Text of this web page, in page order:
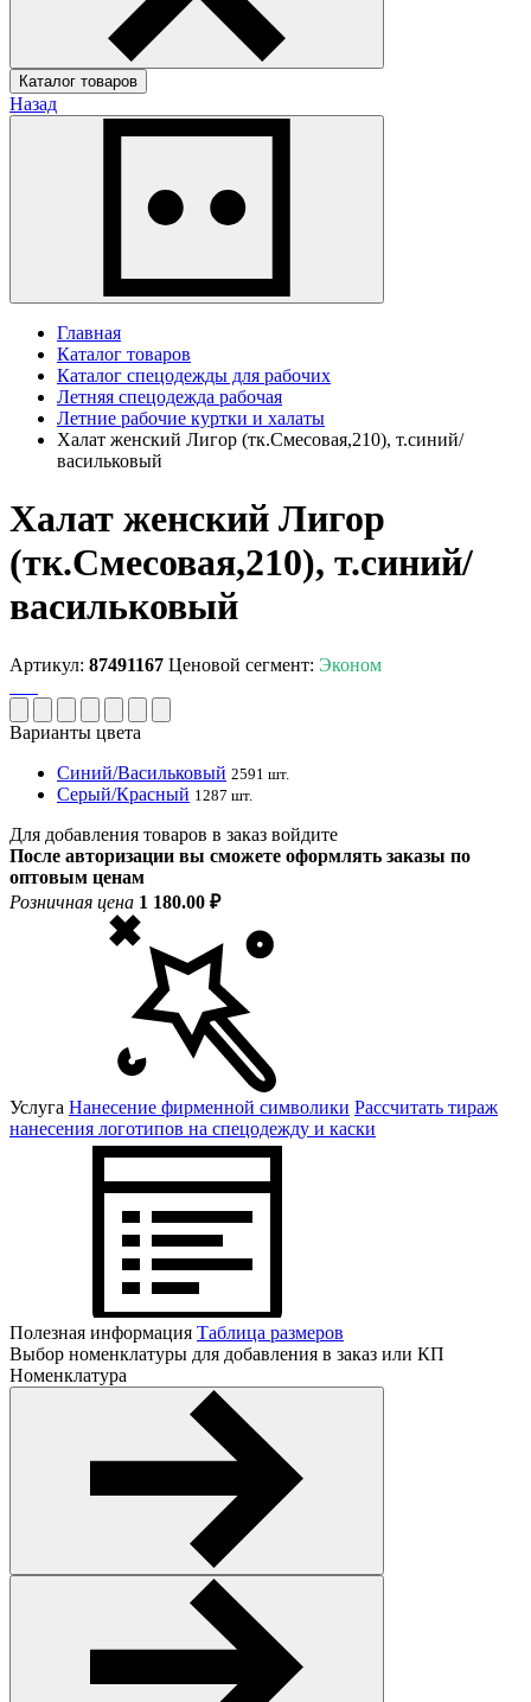
Каталог товаров
Назад
Главная
Каталог товаров
Каталог спецодежды для рабочих
Летняя спецодежда рабочая
Летние рабочие куртки и халаты
Халат женский Лигор (тк.Смесовая,210), т.синий/
васильковый
Халат женский Лигор
(тк.Смесовая,210), т.синий/
васильковый
Артикул: 87491167 Ценовой сегмент: Эконом
Варианты цвета
Синий/Васильковый 2591 шт.
Серый/Красный 1287 шт.
Для добавления товаров в заказ войдите
После авторизации вы сможете оформлять заказы по
оптовым ценам
Розничная цена 1 180.00 ₽
Услуга Нанесение фирменной символики Рассчитать тираж
нанесения логотипов на спецодежду и каски
Полезная информация Таблица размеров
Выбор номенклатуры для добавления в заказ или КП
Номенклатура